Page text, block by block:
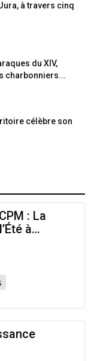
à travers cinq
du XIV,
charbonniers...
célèbre son
: La
à